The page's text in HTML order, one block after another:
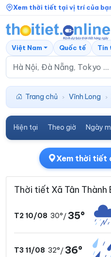
Xem thời tiết tại vị trí của
Việt Nam Quốc tế Tin
Trang chủ › Vĩnh Long ›
Hiện tại Theo giờ Ngày
Xem thời tiết
Thời tiết Xã Tân Thành
T2 10/08 30°/ 35°
T3 11/08 32°/ 36°